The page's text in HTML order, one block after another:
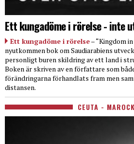
Ett kungadöme i rörelse - inte
Ett kungadöme i rörelse– “Kingdom
nyutkommen bok om Saudiarabiens
personligt buren skildring av ett land i
Boken är skriven av en författare som
förändringarna förhandlats fram men
distansen.
CEUTA -